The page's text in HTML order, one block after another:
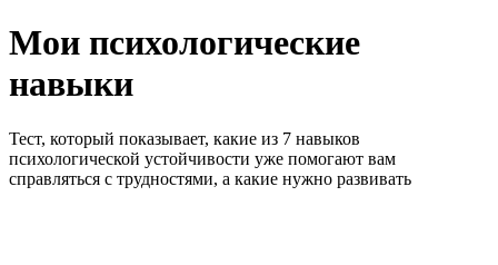
Мои психологические
навыки
Тест, который показывает, какие из 7 навыков
психологической устойчивости уже помогают вам
справляться с трудностями, а какие нужно развивать